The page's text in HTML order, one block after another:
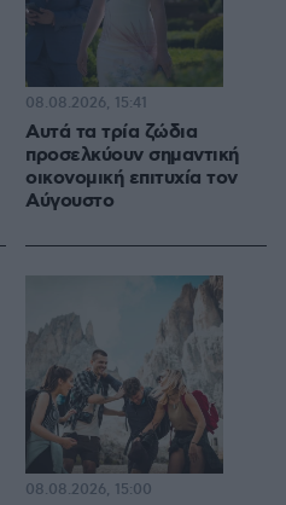
Αυτά τα τρία ζώδια
προσελκύουν σημαντική
οικονομική επιτυχία τον
Αύγουστο
08.08.2026, 15:41
08.08.2026, 15:00